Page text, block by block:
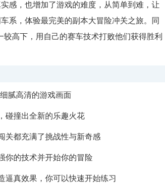
感，也增加了游戏的难度，从简单到难，让
系，体验最完美的副本大冒险冲关之旅。同
高下，用自己的赛车技术打败他们获得胜利
腻高清的游戏画面
碰撞出全新的乐趣火花
关都充满了挑战性与新奇感
你的技术并开始你的冒险
逼真效果，你可以快速开始练习